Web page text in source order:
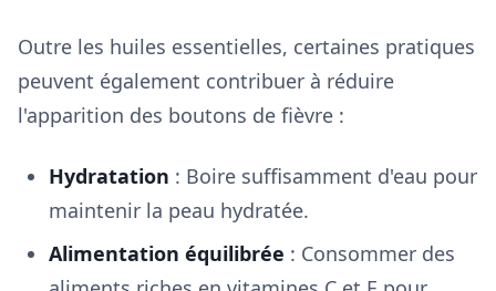
Outre les huiles essentielles, certaines pratiques
peuvent également contribuer à réduire
l'apparition des boutons de fièvre :
Hydratation : Boire suffisamment d'eau pour
maintenir la peau hydratée.
Alimentation équilibrée : Consommer des